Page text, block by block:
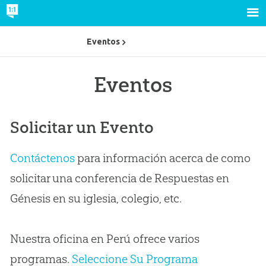
Eventos
Solicitar un Evento
Contáctenospara información acerca de como
solicitar una conferencia de Respuestas en
Génesis en su iglesia, colegio, etc.
Nuestra oficina en Perú ofrece varios
programas. Seleccione Su Programa
Eventos